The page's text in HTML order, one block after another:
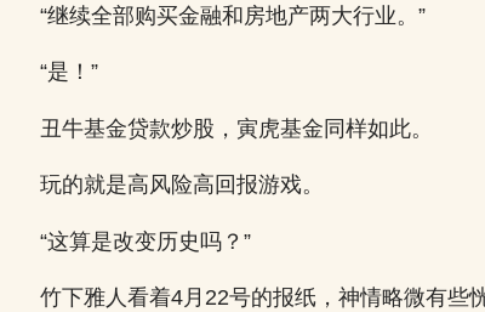
“继续全部购买金融和房地产两大行业。”
“是！”
丑牛基金贷款炒股，寅虎基金同样如此。
玩的就是高风险高回报游戏。
“这算是改变历史吗？”
竹下雅人看着4月22号的报纸，神情略微有些恍